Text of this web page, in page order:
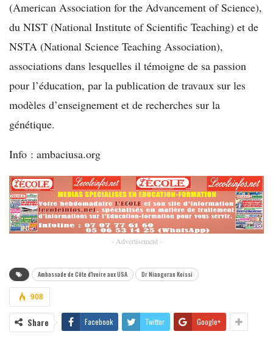
(American Association for the Advancement of Science),
du NIST (National Institute of Scientific Teaching) et de
NSTA (National Science Teaching Association),
associations dans lesquelles il témoigne de sa passion
pour l’éducation, par la publication de travaux sur les
modèles d’enseignement et de recherches sur la
génétique.
Info : ambaciusa.org
- Advertisement -
Ambassade de Côte d'Ivoire aux USA Dr Niangoran Koissi
908
Share Facebook Twitter Google+